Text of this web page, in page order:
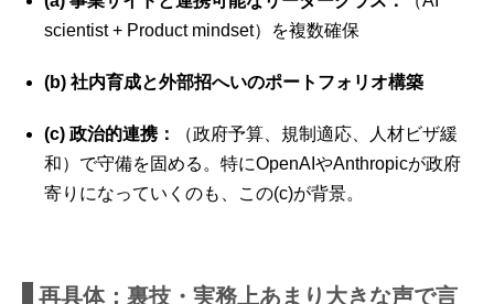
scientist + Product mindset）を複数確保
(b) 社内育成と外部招へいのポートフォリオ構築
(c) 政治的連携：
（政府予算、規制適応、人材ビザ緩
和）で守備を固める。特にOpenAIやAnthropicが政府
寄りになっていくのも、この(c)が背景。
再具体：裏技・実務上あまり大きな声で言